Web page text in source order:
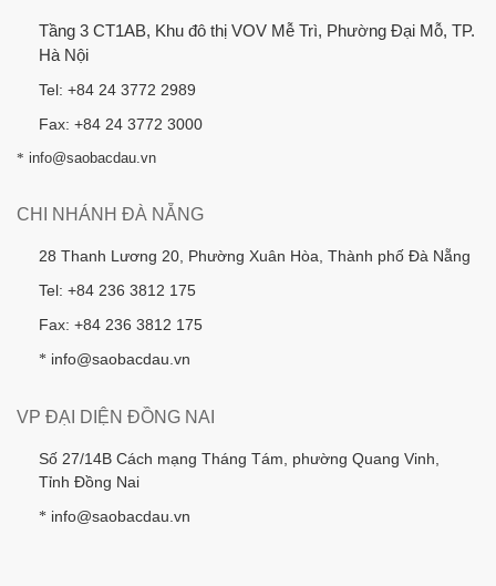
Tầng 3 CT1AB, Khu đô thị VOV Mễ Trì, Phường Đại Mỗ, TP.
Hà Nội
Tel: +84 24 3772 2989
Fax: +84 24 3772 3000
* info@saobacdau.vn
CHI NHÁNH ĐÀ NẴNG
28 Thanh Lương 20, Phường Xuân Hòa, Thành phố Đà Nẵng
Tel: +84 236 3812 175
Fax: +84 236 3812 175
* info@saobacdau.vn
VP ĐẠI DIỆN ĐỒNG NAI
Số 27/14B Cách mạng Tháng Tám, phường Quang Vinh,
Tỉnh Đồng Nai
* info@saobacdau.vn